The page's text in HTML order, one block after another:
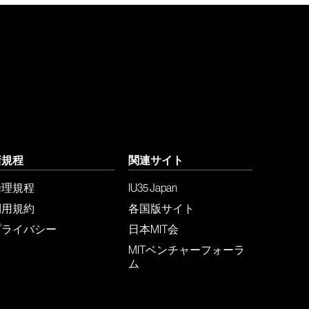
程
規程
規約
イバシー
関連サイト
IU35 Japan
各国版サイト
日本MIT会
MITベンチャーフォーラ
ム